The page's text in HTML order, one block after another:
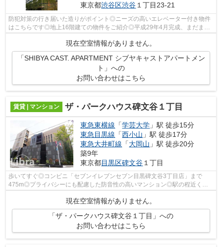
東京都渋谷区渋谷 １丁目23-21
防犯対策の行き届いた造りがポイント◎ニーズの高いエレベーター付き物件
はこちらです◎地上16階建ての物件をご紹介◎平成29年4月完成、まだまだ
新しい築浅物件◎渋谷区エリアにある賃貸情...
現在空室情報がありません。
「SHIBYA CAST. APARTMENT シブヤキャストアパートメン
ト」への
お問い合わせはこちら
賃貸 | マンション ザ・パークハウス碑文谷１丁目
東急東横線 「学芸大学 」駅 徒歩15分
東急目黒線 「西小山 」駅 徒歩17分
東急大井町線 「大岡山 」駅 徒歩20分
築9年
東京都目黒区碑文谷 １丁目
歩いてすぐ◎コンビニ「セブンイレブンセブン目黒碑文谷3丁目店」まで
475m◎プライバシーにも配慮した防音性の高いマンション◎駅の程近くに
現在空室情報がありません。
「ザ・パークハウス碑文谷１丁目」への
お問い合わせはこちら